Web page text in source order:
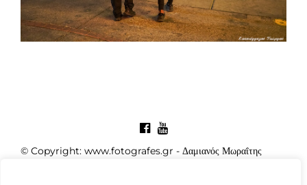
© Copyright: www.fotografes.gr - Δαμιανός Μωραΐτης